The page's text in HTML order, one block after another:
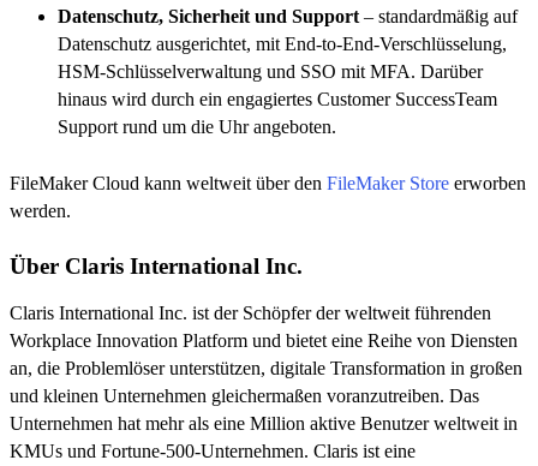
Datenschutz, Sicherheit und Support – standardmäßig auf
Datenschutz ausgerichtet, mit End-to-End-Verschlüsselung,
HSM-Schlüsselverwaltung und SSO mit MFA. Darüber
hinaus wird durch ein engagiertes Customer SuccessTeam
Support rund um die Uhr angeboten.
FileMaker Cloud kann weltweit über den FileMaker Store erworben
werden.
Über Claris International Inc.
Claris International Inc. ist der Schöpfer der weltweit führenden
Workplace Innovation Platform und bietet eine Reihe von Diensten
an, die Problemlöser unterstützen, digitale Transformation in großen
und kleinen Unternehmen gleichermaßen voranzutreiben. Das
Unternehmen hat mehr als eine Million aktive Benutzer weltweit in
KMUs und Fortune-500-Unternehmen. Claris ist eine